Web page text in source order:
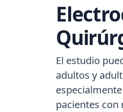
El estudio
adultos y
pacientes